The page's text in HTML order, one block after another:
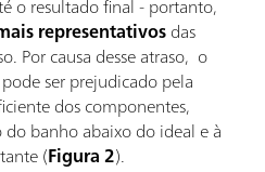
o resultado final - portanto,
representativosdas
Por causa desse atraso, o
ser prejudicado pela
dos componentes,
banho abaixo do ideal e à
(Figura 2).